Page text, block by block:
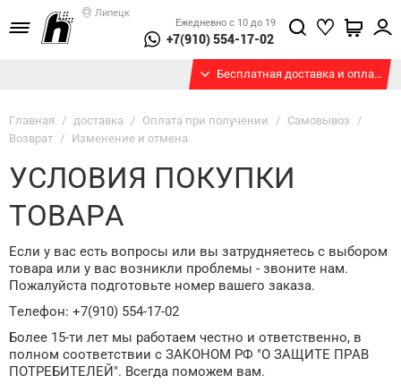
Липецк
Ежедневно с 10 до 19
+7(910) 554-17-02
Бесплатная доставка и оплата при получении
Главная / доставка / Оплата при получении / Самовывоз
/
Возврат / Изменение и отмена
УСЛОВИЯ ПОКУПКИ
ТОВАРА
Если у вас есть вопросы или вы затрудняетесь с выбором
товара или у вас возникли проблемы - звоните нам.
Пожалуйста подготовьте номер вашего заказа.
Телефон: +7(910) 554-17-02
Более 15-ти лет мы работаем честно и ответственно, в
полном соответствии с ЗАКОНОМ РФ "О ЗАЩИТЕ ПРАВ
ПОТРЕБИТЕЛЕЙ". Всегда поможем вам.